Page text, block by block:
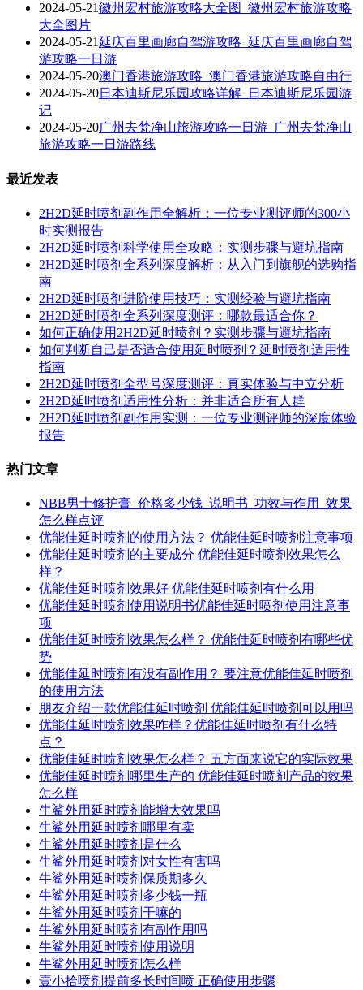
2024-05-21徽州宏村旅游攻略大全图_徽州宏村旅游攻略
大全图片
2024-05-21延庆百里画廊自驾游攻略_延庆百里画廊自驾
游攻略一日游
2024-05-20澳门香港旅游攻略_澳门香港旅游攻略自由行
2024-05-20日本迪斯尼乐园攻略详解_日本迪斯尼乐园游
记
2024-05-20广州去梵净山旅游攻略一日游_广州去梵净山
旅游攻略一日游路线
最近发表
2H2D延时喷剂副作用全解析：一位专业测评师的300小
时实测报告
2H2D延时喷剂科学使用全攻略：实测步骤与避坑指南
2H2D延时喷剂全系列深度解析：从入门到旗舰的选购指
南
2H2D延时喷剂进阶使用技巧：实测经验与避坑指南
2H2D延时喷剂全系列深度测评：哪款最适合你？
如何正确使用2H2D延时喷剂？实测步骤与避坑指南
如何判断自己是否适合使用延时喷剂？延时喷剂适用性
指南
2H2D延时喷剂全型号深度测评：真实体验与中立分析
2H2D延时喷剂适用性分析：并非适合所有人群
2H2D延时喷剂副作用实测：一位专业测评师的深度体验
报告
热门文章
NBB男士修护膏_价格多少钱_说明书_功效与作用_效果
怎么样点评
优能佳延时喷剂的使用方法？ 优能佳延时喷剂注意事项
优能佳延时喷剂的主要成分 优能佳延时喷剂效果怎么
样？
优能佳延时喷剂效果好 优能佳延时喷剂有什么用
优能佳延时喷剂使用说明书优能佳延时喷剂使用注意事
项
优能佳延时喷剂效果怎么样？ 优能佳延时喷剂有哪些优
势
优能佳延时喷剂有没有副作用？ 要注意优能佳延时喷剂
的使用方法
朋友介绍一款优能佳延时喷剂 优能佳延时喷剂可以用吗
优能佳延时喷剂效果咋样？优能佳延时喷剂有什么特
点？
优能佳延时喷剂效果怎么样？ 五方面来说它的实际效果
优能佳延时喷剂哪里生产的 优能佳延时喷剂产品的效果
怎么样
牛鲨外用延时喷剂能增大效果吗
牛鲨外用延时喷剂哪里有卖
牛鲨外用延时喷剂是什么
牛鲨外用延时喷剂对女性有害吗
牛鲨外用延时喷剂保质期多久
牛鲨外用延时喷剂多少钱一瓶
牛鲨外用延时喷剂干嘛的
牛鲨外用延时喷剂有副作用吗
牛鲨外用延时喷剂使用说明
牛鲨外用延时喷剂怎么样
壹小拾喷剂提前多长时间喷 正确使用步骤